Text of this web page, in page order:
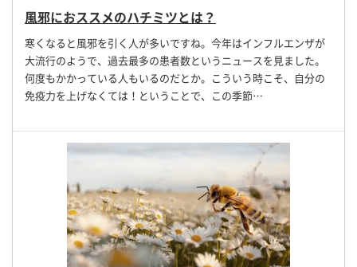
風邪におススメのハチミツとは？
寒くなると風邪を引く人が多いですね。今年はインフルエンザが
大流行のようで、過去最多の患者数というニュースを見ました。
何度もかかっている人もいるのだとか。こういう時こそ、自分の
免疫力を上げなくては！ということで、この季節…